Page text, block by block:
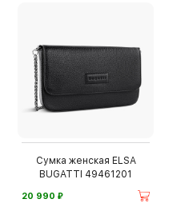
Сумка женская ELSA
BUGATTI 49461201
20 990 ⃏